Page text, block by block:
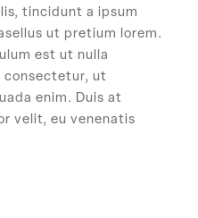
tincidunt a ipsum
ut pretium lorem.
est ut nulla
consectetur, ut
enim. Duis at
velit, eu venenatis